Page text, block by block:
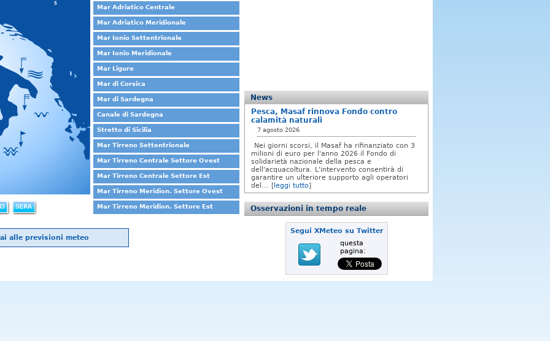
Mar Adriatico Centrale
Mar Adriatico Meridionale
Mar Ionio Settentrionale
Mar Ionio Meridionale
Mar Ligure
Mar di Corsica
Mar di Sardegna
Canale di Sardegna
Stretto di Sicilia
Mar Tirreno Settentrionale
Mar Tirreno Centrale Settore Ovest
Mar Tirreno Centrale Settore Est
Mar Tirreno Meridion. Settore Ovest
Mar Tirreno Meridion. Settore Est
alle previsioni meteo
News
Pesca, Masaf rinnova Fondo contro
calamità naturali
7 agosto 2026
Nei giorni scorsi, il Masaf ha rifinanziato con 3
milioni di euro per l'anno 2026 il Fondo di
solidarietà nazionale della pesca e
dell'acquacoltura. L'intervento consentirà di
garantire un ulteriore supporto agli operatori
del... [ leggi tutto]
Osservazioni in tempo reale
Segui XMeteo su Twitter
questa
pagina: